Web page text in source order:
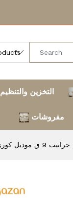
التخزين والتنظيم
مفروشات